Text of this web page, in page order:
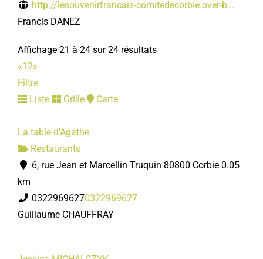
http://lesouvenirfrancais-comitedecorbie.over-b...
Francis DANEZ
Affichage 21 à 24 sur 24 résultats
«12»
Filtre
Liste
Grille Carte
La table d'Agathe
Restaurants
6, rue Jean et Marcellin Truquin 80800 Corbie 0.05
km
03229696270322969627
Guillaume CHAUFFRAY